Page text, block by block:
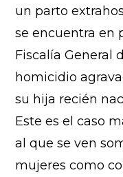
un parto
se encuentra en
Fiscalía General
homicidio
su hija recién
Este es el caso
al que se ven
mujeres como